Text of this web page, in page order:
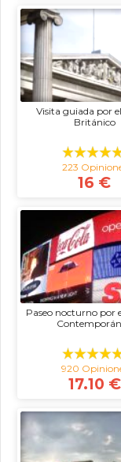
Visita guiada por
Británico
223
16 €
Paseo nocturno por
920
17.10 €